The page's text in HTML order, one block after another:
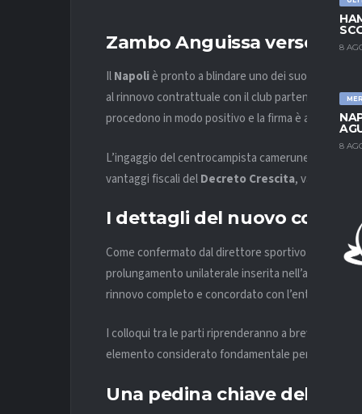
8
8
Zambo Anguissa verso il
IlNapoliè pronto a blindare uno dei suoi pilastri di
al rinnovo contrattuale con il club partenopeo.
procedono in modo positivo e la firma è attesa
L’ingaggio del centrocampista camerunese
vantaggi fiscali delDecreto Crescita, valido in
I dettagli del nuovo
Come confermato dal direttore sportivo
prolungamento unilaterale inserita nell’attuale
rinnovo completo e concordato con l’entourage del
I colloqui tra le parti riprenderanno a breve per
elemento considerato fondamentale per
Una pedina chiave del